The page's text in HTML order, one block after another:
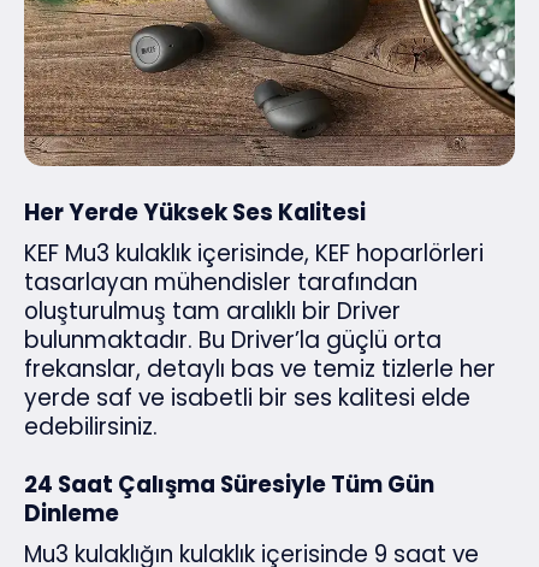
Her Yerde Yüksek Ses Kalitesi
KEF Mu3 kulaklık içerisinde, KEF hoparlörleri
tasarlayan mühendisler tarafından
oluşturulmuş tam aralıklı bir Driver
bulunmaktadır. Bu Driver’la güçlü orta
frekanslar, detaylı bas ve temiz tizlerle her
yerde saf ve isabetli bir ses kalitesi elde
edebilirsiniz.
24 Saat Çalışma Süresiyle Tüm Gün
Dinleme
Mu3 kulaklığın kulaklık içerisinde 9 saat ve